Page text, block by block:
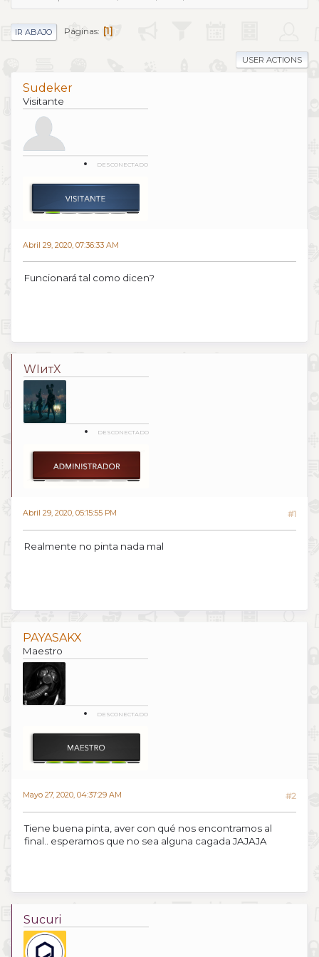
IR ABAJO Páginas 1
USER ACTIONS
Sudeker
Visitante
DESCONECTADO
Abril 29, 2020, 07:36:33 AM
Funcionará tal como dicen?
WIитX
DESCONECTADO
Abril 29, 2020, 05:15:55 PM #1
Realmente no pinta nada mal
PAYASAKX
Maestro
DESCONECTADO
Mayo 27, 2020, 04:37:29 AM #2
Tiene buena pinta, aver con qué nos encontramos al
final.. esperamos que no sea alguna cagada JAJAJA
Sucuri